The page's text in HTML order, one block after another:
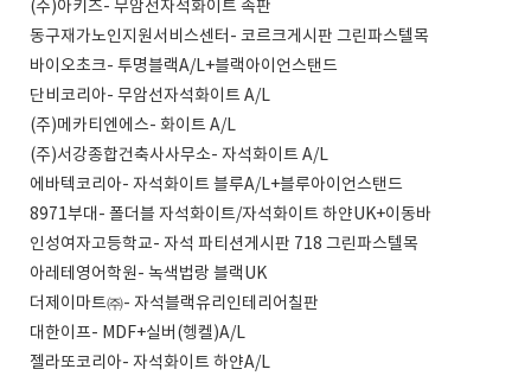
(주)아키즈- 무암선자석화이트 속판
동구재가노인지원서비스센터- 코르크게시판 그린파스텔목
바이오초크- 투명블랙A/L+블랙아이언스탠드
단비코리아- 무암선자석화이트 A/L
(주)메카티엔에스- 화이트 A/L
(주)서강종합건축사사무소- 자석화이트 A/L
에바텍코리아- 자석화이트 블루A/L+블루아이언스탠드
8971부대- 폴더블 자석화이트/자석화이트 하얀UK+이동바
인성여자고등학교- 자석 파티션게시판 718 그린파스텔목
아레테영어학원- 녹색법랑 블랙UK
더제이마트㈜- 자석블랙유리인테리어칠판
대한이프- MDF+실버(헹켈)A/L
젤라또코리아- 자석화이트 하얀A/L